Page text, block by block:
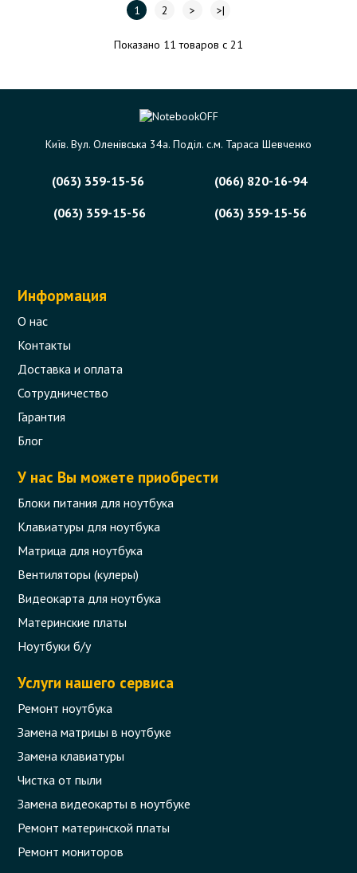
1 2 > >|
Показано 11 товаров с 21
Київ. Вул. Оленівська 34а. Поділ. с.м. Тараса Шевченко
(063) 359-15-56
(066) 820-16-94
(063) 359-15-56
(063) 359-15-56
Информация
О нас
Контакты
Доставка и оплата
Сотрудничество
Гарантия
Блог
У нас Вы можете приобрести
Блоки питания для ноутбука
Клавиатуры для ноутбука
Матрица для ноутбука
Вентиляторы (кулеры)
Видеокарта для ноутбука
Материнские платы
Ноутбуки б/у
Услуги нашего сервиса
Ремонт ноутбука
Замена матрицы в ноутбуке
Замена клавиатуры
Чистка от пыли
Замена видеокарты в ноутбуке
Ремонт материнской платы
Ремонт мониторов